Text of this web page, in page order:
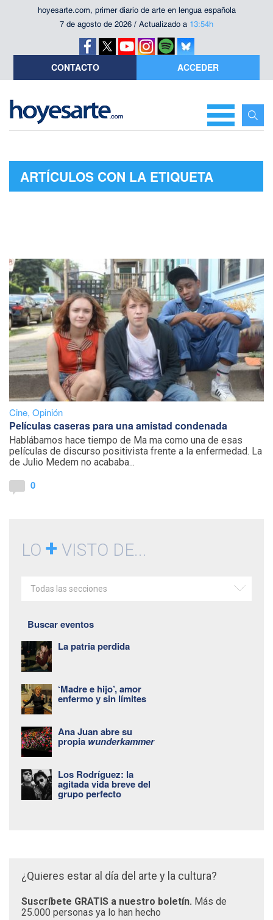
hoyesarte.com, primer diario de arte en lengua española
7 de agosto de 2026 / Actualizado a 13:54h
CONTACTO ACCEDER
ARTÍCULOS CON LA ETIQUETA
Cine, Opinión
Películas caseras para una amistad condenada
Hablábamos hace tiempo de Ma ma como una de esas
películas de discurso positivista frente a la enfermedad. La
de Julio Medem no acababa...
0
LO + VISTO DE...
Todas las secciones
Buscar eventos
La patria perdida
‘Madre e hijo’, amor
enfermo y sin límites
Ana Juan abre su
propia wunderkammer
Los Rodríguez: la
agitada vida breve del
grupo perfecto
¿Quieres estar al día del arte y la cultura?
Suscríbete GRATIS a nuestro boletín. Más de
25.000 personas ya lo han hecho